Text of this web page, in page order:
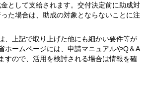
として支給されます。交付決定前に助成対
た場合は、助成の対象とならないことに注
上記で取り上げた他にも細かい要件等が
ホームページには、申請マニュアルやQ＆A
すので、活用を検討される場合は情報を確